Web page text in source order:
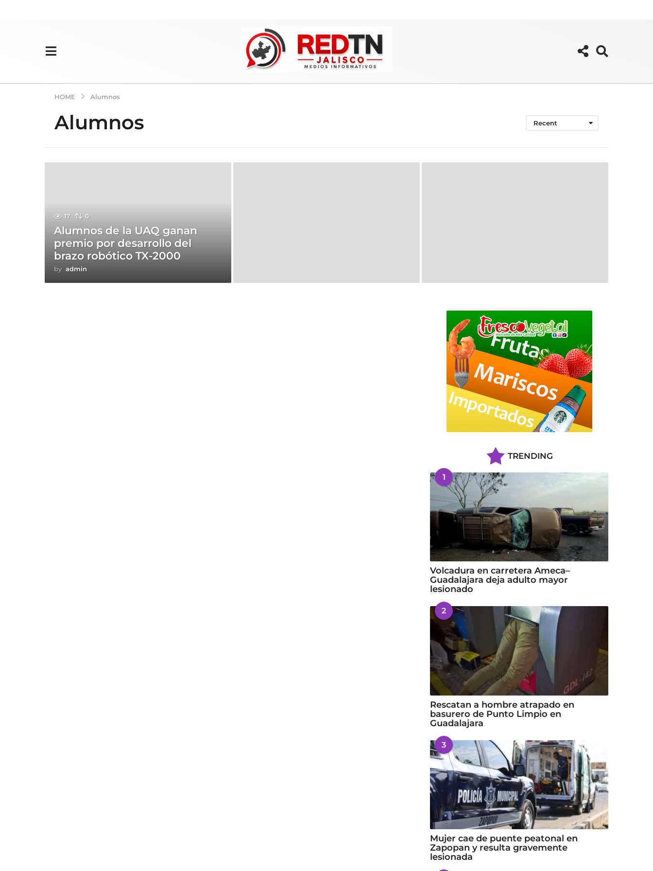
HOME Alumnos
Alumnos Recent
17 0
Alumnos de la UAQ ganan
premio por desarrollo del
brazo robótico TX-2000
by admin
TRENDING
1
Volcadura en carretera Ameca–
Guadalajara deja adulto mayor
lesionado
2
Rescatan a hombre atrapado en
basurero de Punto Limpio en
Guadalajara
3
Mujer cae de puente peatonal en
Zapopan y resulta gravemente
lesionada